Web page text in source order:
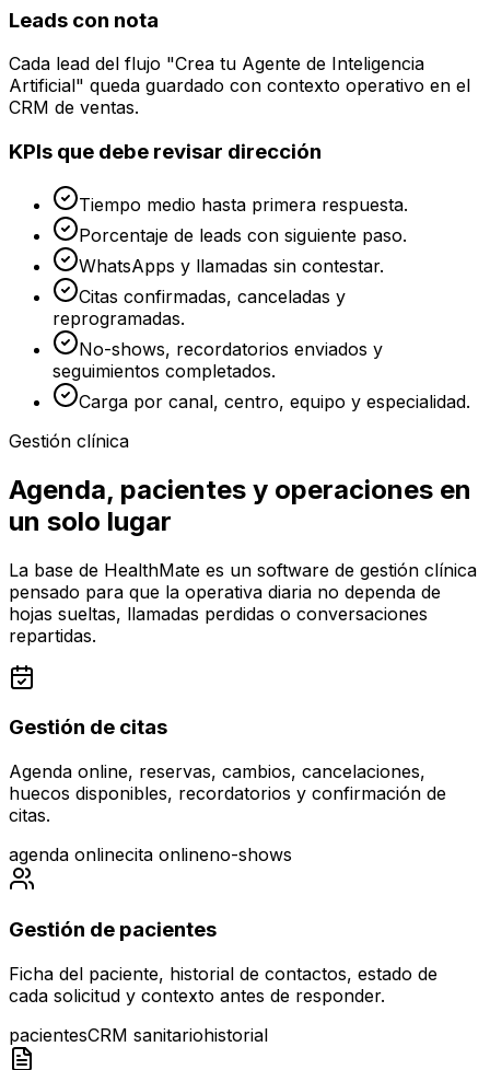
Leads con nota
Cada lead del flujo "Crea tu Agente de Inteligencia
Artificial" queda guardado con contexto operativo en el
CRM de ventas.
KPIs que debe revisar dirección
Tiempo medio hasta primera respuesta.
Porcentaje de leads con siguiente paso.
WhatsApps y llamadas sin contestar.
Citas confirmadas, canceladas y
reprogramadas.
No-shows, recordatorios enviados y
seguimientos completados.
Carga por canal, centro, equipo y especialidad.
Gestión clínica
Agenda, pacientes y operaciones en
un solo lugar
La base de HealthMate es un software de gestión clínica
pensado para que la operativa diaria no dependa de
hojas sueltas, llamadas perdidas o conversaciones
repartidas.
Gestión de citas
Agenda online, reservas, cambios, cancelaciones,
huecos disponibles, recordatorios y confirmación de
citas.
agenda onlinecita onlineno-shows
Gestión de pacientes
Ficha del paciente, historial de contactos, estado de
cada solicitud y contexto antes de responder.
pacientesCRM sanitariohistorial